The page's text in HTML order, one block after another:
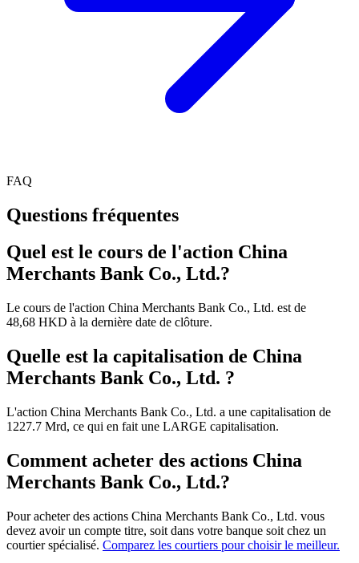
FAQ
Questions fréquentes
Quel est le cours de l'action China
Merchants Bank Co., Ltd.?
Le cours de l'action China Merchants Bank Co., Ltd. est de
48,68 HKD à la dernière date de clôture.
Quelle est la capitalisation de China
Merchants Bank Co., Ltd. ?
L'action China Merchants Bank Co., Ltd. a une capitalisation de
1227.7 Mrd, ce qui en fait une LARGE capitalisation.
Comment acheter des actions China
Merchants Bank Co., Ltd.?
Pour acheter des actions China Merchants Bank Co., Ltd. vous
devez avoir un compte titre, soit dans votre banque soit chez un
courtier spécialisé. Comparez les courtiers pour choisir le meilleur.